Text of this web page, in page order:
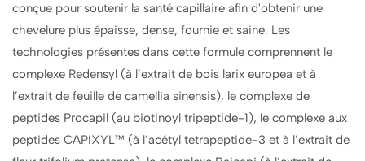
conçue pour soutenir la santé capillaire afin d'obtenir une
chevelure plus épaisse, dense, fournie et saine. Les
technologies présentes dans cette formule comprennent le
complexe Redensyl (à l’extrait de bois larix europea et à
l’extrait de feuille de camellia sinensis), le complexe de
peptides Procapil (au biotinoyl tripeptide-1), le complexe aux
peptides CAPIXYL™ (à l’acétyl tetrapeptide-3 et à l’extrait de